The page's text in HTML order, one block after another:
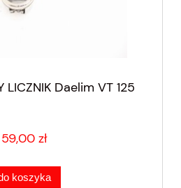
LICZNIK Daelim VT 125
59,00 zł
koszyka